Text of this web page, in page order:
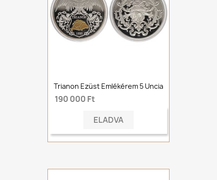
Trianon Ezüst Emlékérem 5 Uncia
190 000 Ft
ELADVA